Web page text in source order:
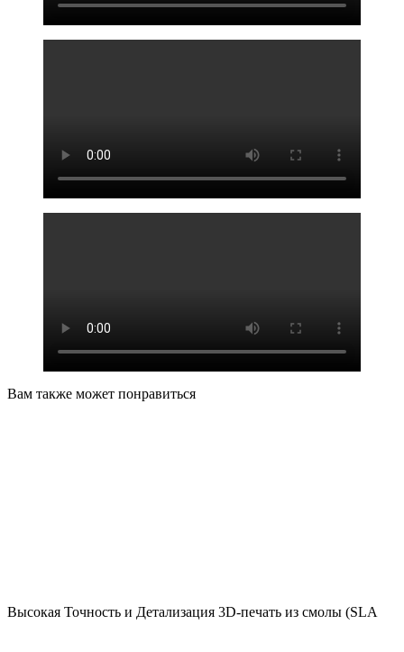
Вам также может понравиться
Высокая Точность и Детализация 3D-печать из смолы (SLA